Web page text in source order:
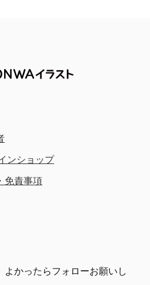
ンショップ
免責事項
よかったらフォローお願いし